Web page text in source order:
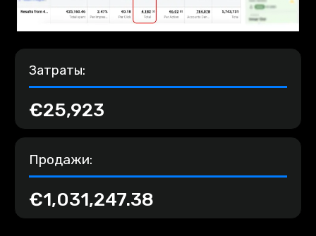
Затраты:
€25,923
Продажи:
€1,031,247.38